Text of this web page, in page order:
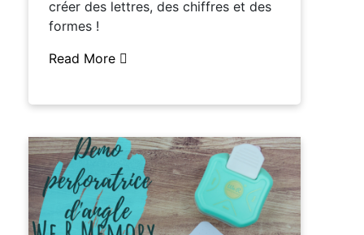
créer des lettres, des chiffres et des
formes !
Read More